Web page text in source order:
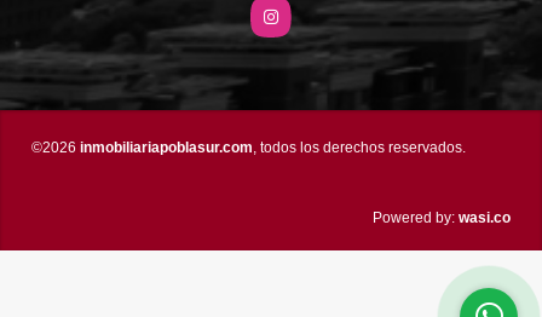
Instagram
©2026 inmobiliariapoblasur.com, todos los derechos reservados.
Powered by: wasi.co